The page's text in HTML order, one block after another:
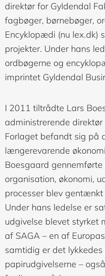
direktør for Gyldendal
fagbøger, børnebøger,
Encyklopædi (nu lex.dk)
projekter. Under hans
ordbøgerne og
imprintet Gyldendal
I 2011 tiltrådte Lars
administrerende
Forlaget befandt sig på
længerevarende
Boesgaard
organisation, økonomi,
processer blev
Under hans ledelse er
udgivelse blevet styrket
af SAGA – en af
samtidig er det
papirudgivelserne –